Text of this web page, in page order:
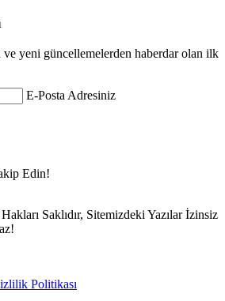
yeni güncellemelerden haberdar olan ilk
E-Posta Adresiniz
Edin!
Saklıdır, Sitemizdeki Yazılar İzinsiz
Politikası